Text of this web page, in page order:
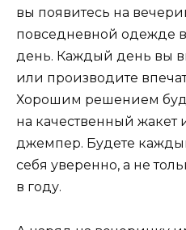
вы появитесь на
повседневной одежде
день. Каждый день вы
или производите
Хорошим решением
на качественный
джемпер. Будете
себя уверенно, а не
в году.